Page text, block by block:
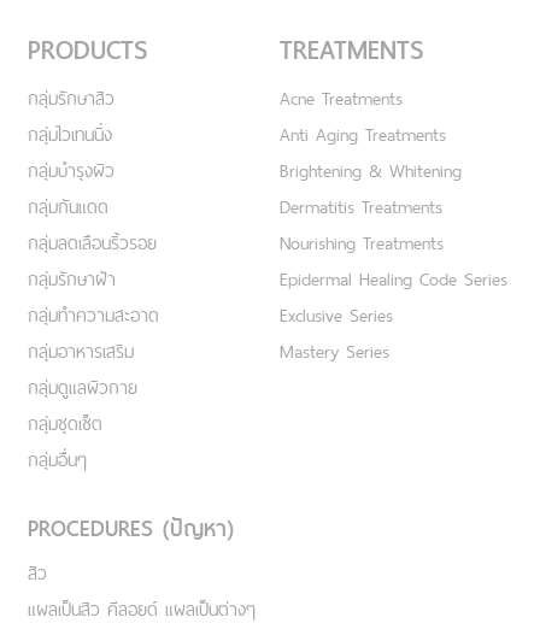
PRODUCTS
กลุ่มรักษาสิว
กลุ่มไวเทนนิ่ง
กลุ่มบำรุงผิว
กลุ่มกันแดด
กลุ่มลดเลือนริ้วรอย
กลุ่มรักษาฝ้า
กลุ่มทำความสะอาด
กลุ่มอาหารเสริม
กลุ่มดูแลผิวกาย
กลุ่มชุดเซ็ต
กลุ่มอื่นๆ
TREATMENTS
Acne Treatments
Anti Aging Treatments
Brightening & Whitening
Dermatitis Treatments
Nourishing Treatments
Epidermal Healing Code Series
Exclusive Series
Mastery Series
PROCEDURES (ปัญหา)
สิว
แผลเป็นสิว คีลอยด์ แผลเป็นต่างๆ